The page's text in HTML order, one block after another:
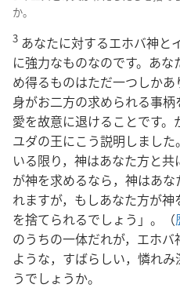
か。
3 あなたに対するエホバ神と
に強力なものなのです。あ
め得るものはただ一つしか
身がお二方の求められる事
愛を故意に退けることです
ユダの王にこう説明しまし
いる限り，神はあなた方と
が神を求めるなら，神はあ
れますが，もしあなた方が
を捨てられるでしょう」。（
のうちの一体だれが，エホ
ような，すばらしい，憐れ
うでしょうか。